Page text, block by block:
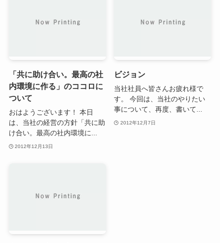
「共に助け合い。最高の社
内環境に作る」のココロに
ついて
おはようございます！ 本日
は、当社の経営の方針「共に助
け合い。最高の社内環境に...
2012年12月13日
ビジョン
当社社員へ皆さんお疲れ様で
す。 今回は、当社のやりたい
事について、再度、書いて...
2012年12月7日